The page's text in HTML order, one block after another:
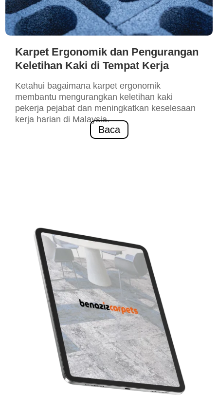
Karpet Ergonomik dan Pengurangan
Keletihan Kaki di Tempat Kerja
Ketahui bagaimana karpet ergonomik
membantu mengurangkan keletihan kaki
pekerja pejabat dan meningkatkan keselesaan
kerja harian di Malaysia.
Baca